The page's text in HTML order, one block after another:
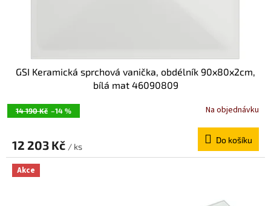
14 190 Kč –14 %
GSI Keramická sprchová vanička, obdélník 90x80x2cm,
bílá mat 46090809
Na objednávku
12 203 Kč / ks
Do košíku
Akce